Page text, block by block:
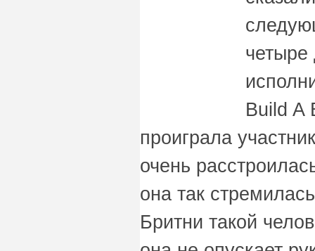
четыре
Build A
проиграла
очень
она так
Бритни такой